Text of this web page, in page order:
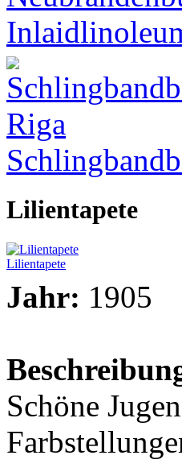
Lilientapete
Lilientapete
Jahr: 1905
Schöne